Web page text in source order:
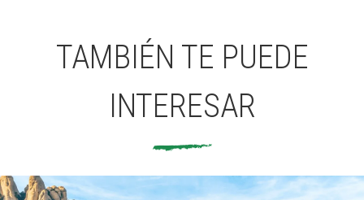
TAMBIÉN TE PUEDE
INTERESAR